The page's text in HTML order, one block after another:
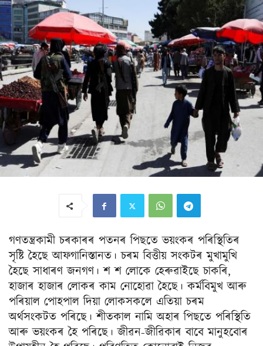
গণতন্ত্ৰকামী চৰকাৰৰ পতনৰ পিছতে ভয়ংকৰ পৰিস্থিতিৰ
সৃষ্টি হৈছে আফগানিস্তানত। চৰম বিত্তীয় সংকটৰ মুখামুখি
হৈছে সাধাৰণ জনগণ। শ শ লোকে হেৰুৱাইছে চাকৰি,
হাজাৰ হাজাৰ লোকৰ কাম নোহোৱা হৈছে। কৰ্মবিমুখ আৰু
পৰিয়াল পোহপাল দিয়া লোকসকলে এতিয়া চৰম
অৰ্থসংকটত পৰিছে। শীতকাল নামি অহাৰ পিছতে পৰিস্থিতি
আৰু ভয়ংকৰ হৈ পৰিছে। জীৱন-জীৱিকাৰ বাবে মানুহবোৰ